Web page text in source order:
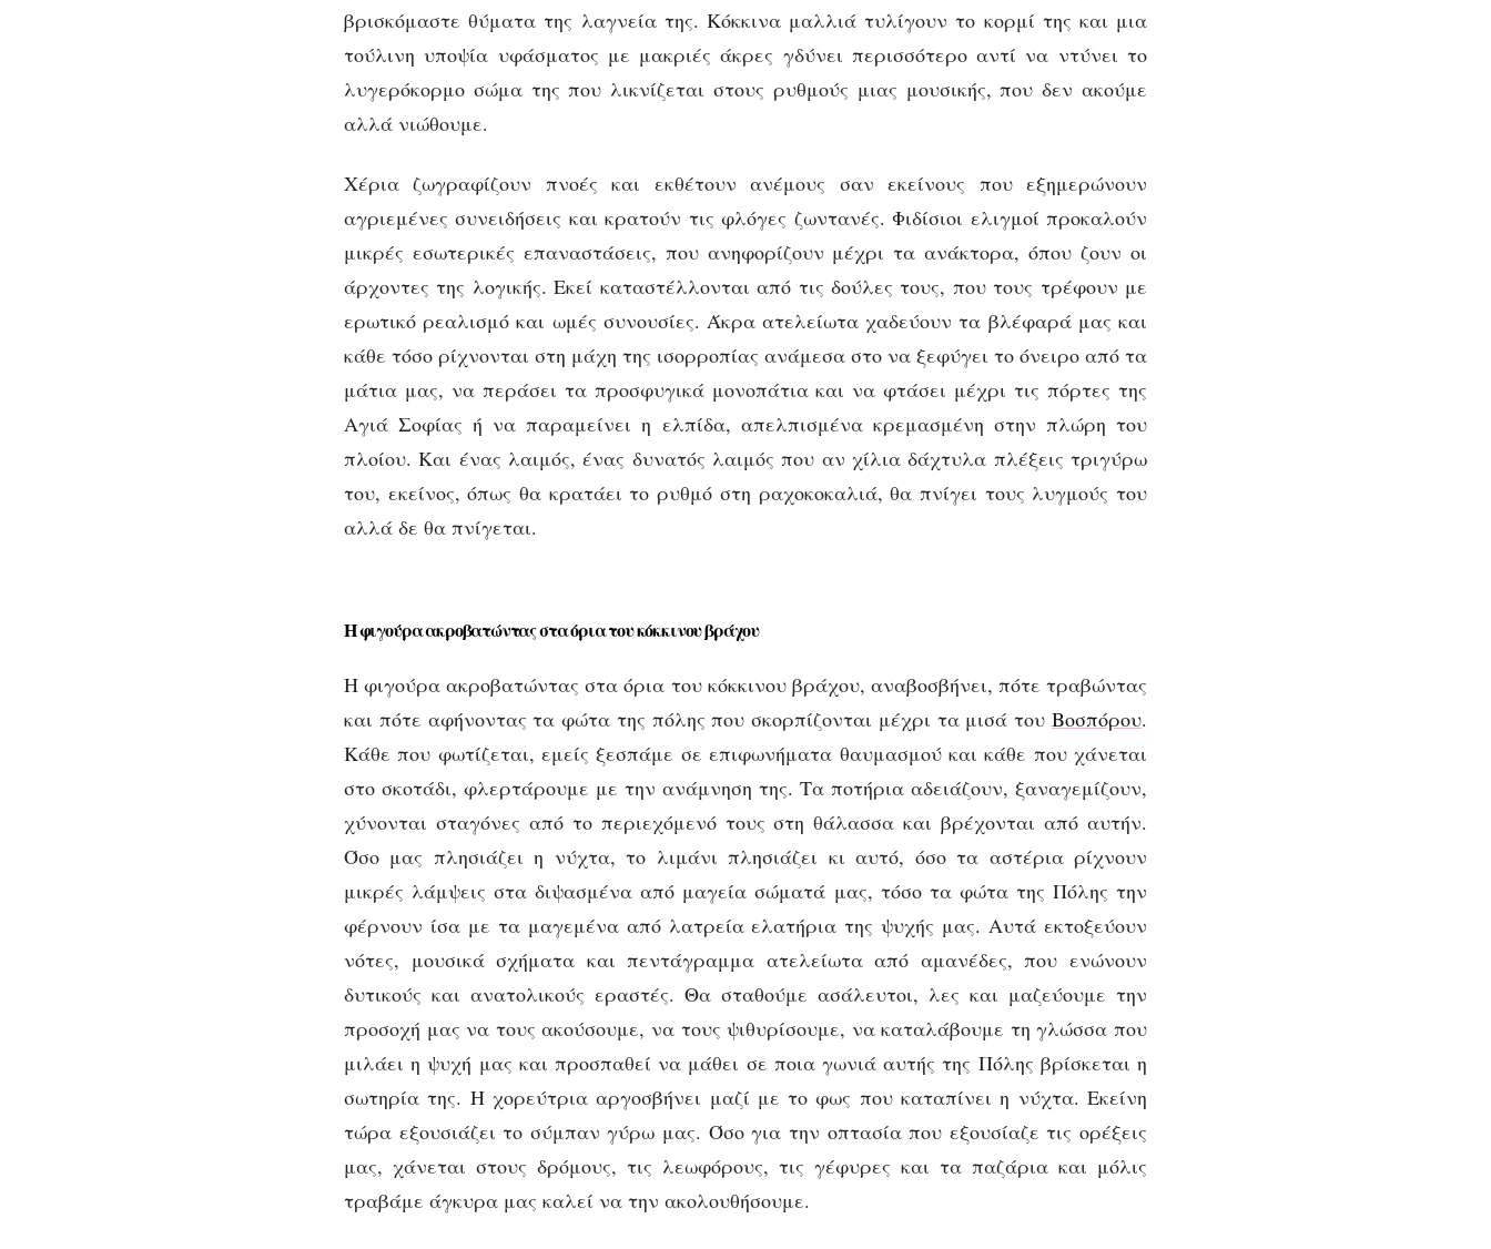
βρισκόμαστε θύματα της λαγνεία της. Κόκκινα μαλλιά τυλίγουν το κορμί της και μια
τούλινη υποψία υφάσματος με μακριές άκρες γδύνει περισσότερο αντί να ντύνει το
λυγερόκορμο σώμα της που λικνίζεται στους ρυθμούς μιας μουσικής, που δεν ακούμε
αλλά νιώθουμε.
Χέρια ζωγραφίζουν πνοές και εκθέτουν ανέμους σαν εκείνους που εξημερώνουν
αγριεμένες συνειδήσεις και κρατούν τις φλόγες ζωντανές. Φιδίσιοι ελιγμοί προκαλούν
μικρές εσωτερικές επαναστάσεις, που ανηφορίζουν μέχρι τα ανάκτορα, όπου ζουν οι
άρχοντες της λογικής. Εκεί καταστέλλονται από τις δούλες τους, που τους τρέφουν με
ερωτικό ρεαλισμό και ωμές συνουσίες. Άκρα ατελείωτα χαδεύουν τα βλέφαρά μας και
κάθε τόσο ρίχνονται στη μάχη της ισορροπίας ανάμεσα στο να ξεφύγει το όνειρο από τα
μάτια μας, να περάσει τα προσφυγικά μονοπάτια και να φτάσει μέχρι τις πόρτες της
Αγιά Σοφίας ή να παραμείνει η ελπίδα, απελπισμένα κρεμασμένη στην πλώρη του
πλοίου. Και ένας λαιμός, ένας δυνατός λαιμός που αν χίλια δάχτυλα πλέξεις τριγύρω
του, εκείνος, όπως θα κρατάει το ρυθμό στη ραχοκοκαλιά, θα πνίγει τους λυγμούς του
αλλά δε θα πνίγεται.
Η φιγούρα ακροβατώντας στα όρια του κόκκινου βράχου
Η φιγούρα ακροβατώντας στα όρια του κόκκινου βράχου, αναβοσβήνει, πότε τραβώντας
και πότε αφήνοντας τα φώτα της πόλης που σκορπίζονται μέχρι τα μισά του Βοσπόρου.
Κάθε που φωτίζεται, εμείς ξεσπάμε σε επιφωνήματα θαυμασμού και κάθε που χάνεται
στο σκοτάδι, φλερτάρουμε με την ανάμνηση της. Τα ποτήρια αδειάζουν, ξαναγεμίζουν,
χύνονται σταγόνες από το περιεχόμενό τους στη θάλασσα και βρέχονται από αυτήν.
Όσο μας πλησιάζει η νύχτα, το λιμάνι πλησιάζει κι αυτό, όσο τα αστέρια ρίχνουν
μικρές λάμψεις στα διψασμένα από μαγεία σώματά μας, τόσο τα φώτα της Πόλης την
φέρνουν ίσα με τα μαγεμένα από λατρεία ελατήρια της ψυχής μας. Αυτά εκτοξεύουν
νότες, μουσικά σχήματα και πεντάγραμμα ατελείωτα από αμανέδες, που ενώνουν
δυτικούς και ανατολικούς εραστές. Θα σταθούμε ασάλευτοι, λες και μαζεύουμε την
προσοχή μας να τους ακούσουμε, να τους ψιθυρίσουμε, να καταλάβουμε τη γλώσσα που
μιλάει η ψυχή μας και προσπαθεί να μάθει σε ποια γωνιά αυτής της Πόλης βρίσκεται η
σωτηρία της. Η χορεύτρια αργοσβήνει μαζί με το φως που καταπίνει η νύχτα. Εκείνη
τώρα εξουσιάζει το σύμπαν γύρω μας. Όσο για την οπτασία που εξουσίαζε τις ορέξεις
μας, χάνεται στους δρόμους, τις λεωφόρους, τις γέφυρες και τα παζάρια και μόλις
τραβάμε άγκυρα μας καλεί να την ακολουθήσουμε.